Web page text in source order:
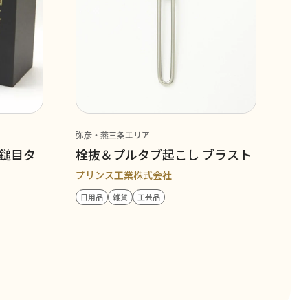
目タ
弥彦・燕三条エリア
栓抜＆プルタブ起こし ブラスト
プリンス工業株式会社
日用品 雑貨 工芸品